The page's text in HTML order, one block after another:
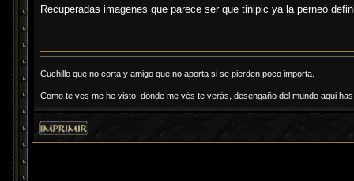
Recuperadas imagenes que parece ser que tinipic ya la perneó
Cuchillo que no corta y amigo que no aporta si se pierden poco importa.
Como te ves me he visto, donde me vés te verás, desengaño del mundo aqui